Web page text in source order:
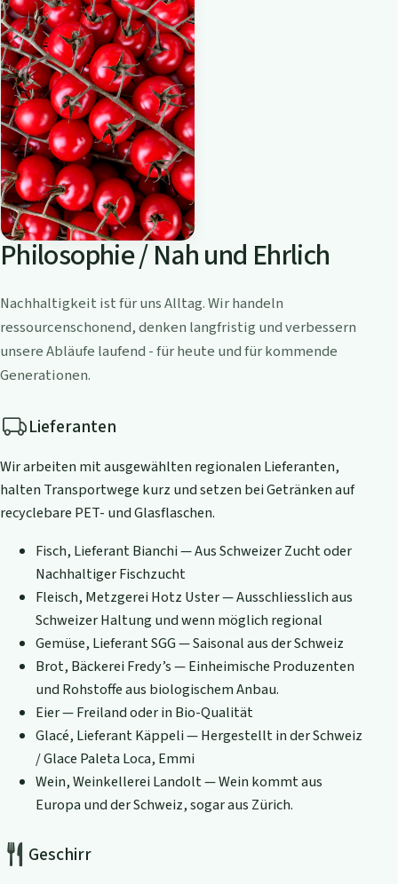
Philosophie / Nah und Ehrlich
Nachhaltigkeit ist für uns Alltag. Wir handeln
ressourcenschonend, denken langfristig und verbessern
unsere Abläufe laufend - für heute und für kommende
Generationen.
Lieferanten
Wir arbeiten mit ausgewählten regionalen Lieferanten,
halten Transportwege kurz und setzen bei Getränken auf
recyclebare PET- und Glasflaschen.
Fisch, Lieferant Bianchi — Aus Schweizer Zucht oder
Nachhaltiger Fischzucht
Fleisch, Metzgerei Hotz Uster — Ausschliesslich aus
Schweizer Haltung und wenn möglich regional
Gemüse, Lieferant SGG — Saisonal aus der Schweiz
Brot, Bäckerei Fredy’s — Einheimische Produzenten
und Rohstoffe aus biologischem Anbau.
Eier — Freiland oder in Bio-Qualität
Glacé, Lieferant Käppeli — Hergestellt in der Schweiz
/ Glace Paleta Loca, Emmi
Wein, Weinkellerei Landolt — Wein kommt aus
Europa und der Schweiz, sogar aus Zürich.
Geschirr